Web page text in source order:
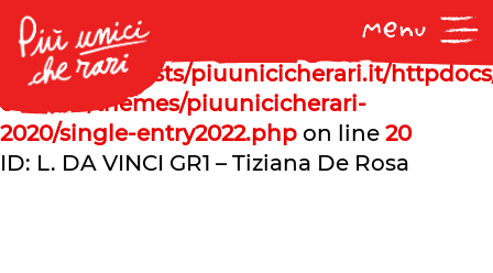
Notice : Undefined offset: 1 in
/var/www/vhosts/piuunicicherari.it/
content/themes/piuunicicherari-
2020/single-entry2022.php on line 20
ID: L. DA VINCI GR1 – Tiziana De Rosa